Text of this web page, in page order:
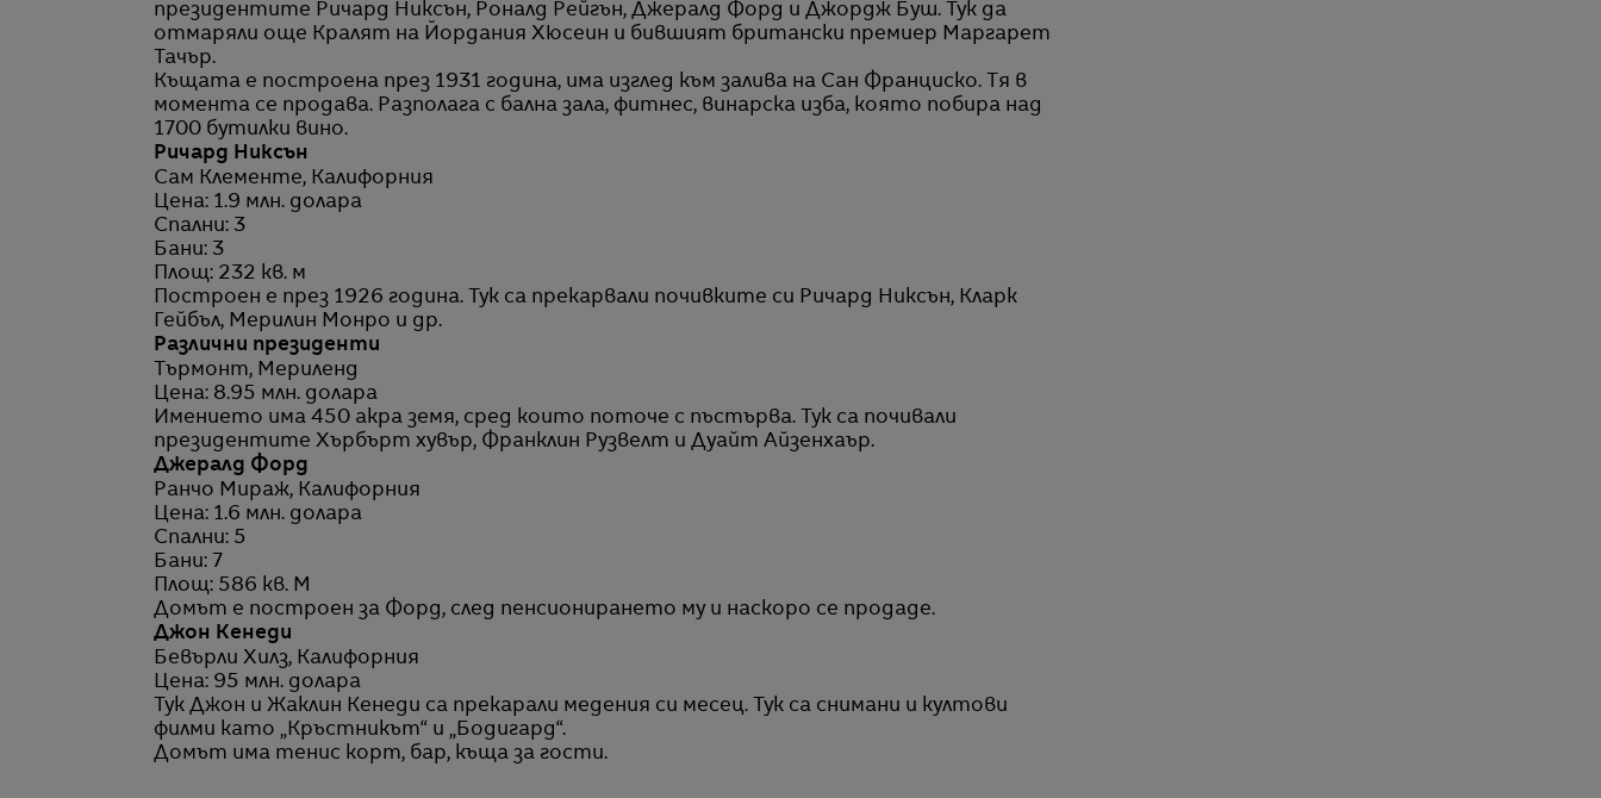
президентите Ричард Никсън, Роналд Рейгън, Джералд Форд и Джордж Буш. Тук да
отмаряли още Кралят на Йордания Хюсеин и бившият британски премиер Маргарет
Тачър.
Къщата е построена през 1931 година, има изглед към залива на Сан Франциско. Тя в
момента се продава. Разполага с бална зала, фитнес, винарска изба, която побира над
1700 бутилки вино.
Ричард Никсън
Сам Клементе, Калифорния
Цена: 1.9 млн. долара
Спални: 3
Бани: 3
Площ: 232 кв. м
Построен е през 1926 година. Тук са прекарвали почивките си Ричард Никсън, Кларк
Гейбъл, Мерилин Монро и др.
Различни президенти
Търмонт, Мериленд
Цена: 8.95 млн. долара
Имението има 450 акра земя, сред които поточе с пъстърва. Тук са почивали
президентите Хърбърт хувър, Франклин Рузвелт и Дуайт Айзенхаър.
Джералд Форд
Ранчо Мираж, Калифорния
Цена: 1.6 млн. долара
Спални: 5
Бани: 7
Площ: 586 кв. М
Домът е построен за Форд, след пенсионирането му и наскоро се продаде.
Джон Кенеди
Бевърли Хилз, Калифорния
Цена: 95 млн. долара
Тук Джон и Жаклин Кенеди са прекарали медения си месец. Тук са снимани и култови
филми като „Кръстникът“ и „Бодигард“.
Домът има тенис корт, бар, къща за гости.